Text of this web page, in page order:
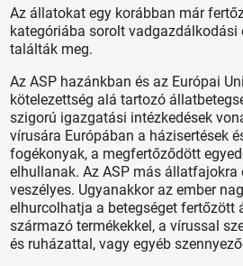
Az állatokat egy korábban már
kategóriába sorolt vadgazdálkodási
találták meg.
Az ASP hazánkban és az Európai
kötelezettség alá tartozó
szigorú igazgatási intézkedések
vírusára Európában a házisertések
fogékonyak, a megfertőződött
elhullanak. Az ASP más állatfajokra
veszélyes. Ugyanakkor az ember
elhurcolhatja a betegséget fertőzött
származó termékekkel, a vírussal
és ruházattal, vagy egyéb